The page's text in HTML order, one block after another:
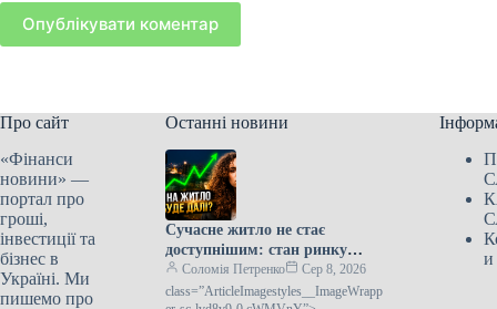
Опублікувати коментар
Про сайт
«Фінанси
новини» —
портал про
гроші,
інвестиції та
бізнес в
Україні. Ми
пишемо про
Останні новини
Сучасне житло не стає
доступнішим: стан ринку
нерухомості
Соломія Петренко
Сер 8, 2026
class=”ArticleImagestyles__ImageWrapp
и